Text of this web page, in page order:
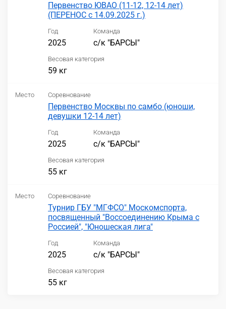
Первенство ЮВАО (11-12, 12-14 лет)
(ПЕРЕНОС с 14.09.2025 г.)
Год
2025
Команда
с/к "БАРСЫ"
Весовая категория
59 кг
Место Соревнование
Первенство Москвы по самбо (юноши,
девушки 12-14 лет)
Год
2025
Команда
с/к "БАРСЫ"
Весовая категория
55 кг
Место Соревнование
Турнир ГБУ "МГФСО" Москомспорта,
посвященный "Воссоединению Крыма с
Россией", "Юношеская лига"
Год
2025
Команда
с/к "БАРСЫ"
Весовая категория
55 кг